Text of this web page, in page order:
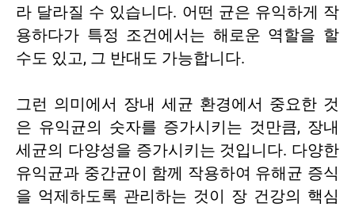
라 달라질 수 있습니다. 어떤 균은 유익하게 작
용하다가 특정 조건에서는 해로운 역할을 할
수도 있고, 그 반대도 가능합니다.
그런 의미에서 장내 세균 환경에서 중요한 것
은 유익균의 숫자를 증가시키는 것만큼, 장내
세균의 다양성을 증가시키는 것입니다. 다양한
유익균과 중간균이 함께 작용하여 유해균 증식
을 억제하도록 관리하는 것이 장 건강의 핵심